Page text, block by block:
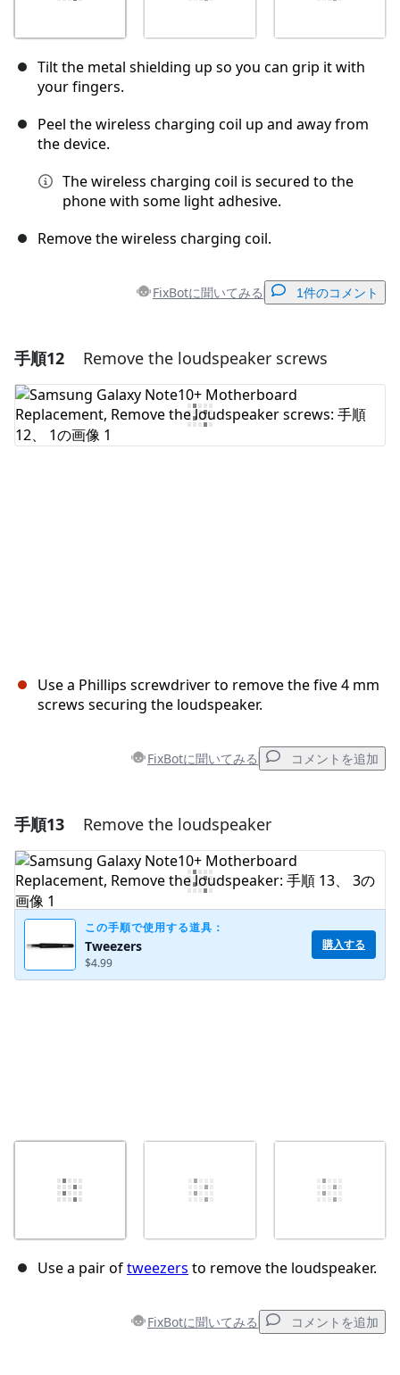
Tilt the metal shielding up so you can grip it with
your fingers.
Peel the wireless charging coil up and away from
the device.
The wireless charging coil is secured to the
phone with some light adhesive.
Remove the wireless charging coil.
FixBotに聞いてみる 1件のコメント
コメントを追加
コメントを追加
手順12 Remove the loudspeaker screws
Use a Phillips screwdriver to remove the five 4 mm
screws securing the loudspeaker.
FixBotに聞いてみる コメントを追加
コメントを追加
コメントを追加
コメントを投稿
手順13 Remove the loudspeaker
この手順で使用する道具：
Tweezers
$4.99
購入する
Use a pair oftweezers to remove the loudspeaker.
FixBotに聞いてみる コメントを追加